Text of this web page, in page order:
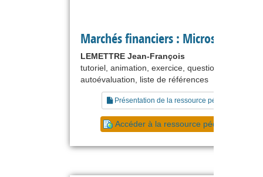
Marchés financiers : Microstructures
LEMETTRE Jean-François
tutoriel, animation, exercice, questionnaire,
autoévaluation, liste de références
Présentation de la ressource pédagogique
Accéder à la ressource pédagogique